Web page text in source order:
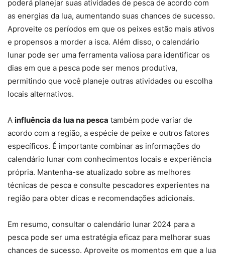
poderá planejar suas atividades de pesca de acordo com
as energias da lua, aumentando suas chances de sucesso.
Aproveite os períodos em que os peixes estão mais ativos
e propensos a morder a isca. Além disso, o calendário
lunar pode ser uma ferramenta valiosa para identificar os
dias em que a pesca pode ser menos produtiva,
permitindo que você planeje outras atividades ou escolha
locais alternativos.
A influência da lua na pesca também pode variar de
acordo com a região, a espécie de peixe e outros fatores
específicos. É importante combinar as informações do
calendário lunar com conhecimentos locais e experiência
própria. Mantenha-se atualizado sobre as melhores
técnicas de pesca e consulte pescadores experientes na
região para obter dicas e recomendações adicionais.
Em resumo, consultar o calendário lunar 2024 para a
pesca pode ser uma estratégia eficaz para melhorar suas
chances de sucesso. Aproveite os momentos em que a lua